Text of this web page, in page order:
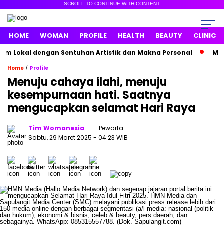
SCROLL TO CONTINUE WITH CONTENT
HOME WOMAN PROFILE HEALTH BEAUTY CLINIC
Lokal dengan Sentuhan Artistik dan Makna Personal
Home / Profile
Menuju cahaya ilahi, menuju
kesempurnaan hati. Saatnya
mengucapkan selamat Hari Raya
Tim Womanesia
- Pewarta
Sabtu, 29 Maret 2025 - 04:23 WIB